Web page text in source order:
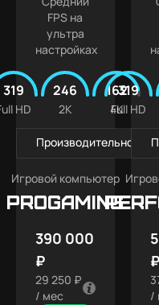
FPS на
ультра
настройках
319
HD
246
2K
162
4K
Производительность
Игровой компьютер
PROGAMING
390 000
₽
29 250 ₽
/ мес
319
Full HD
₽
/